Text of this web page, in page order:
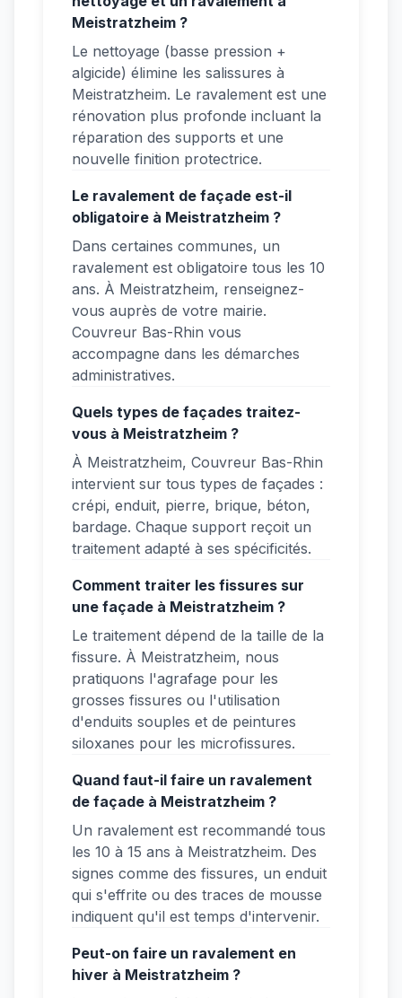
Meistratzheim ?
Le nettoyage (basse pression +
algicide) élimine les salissures à
Meistratzheim. Le ravalement est une
rénovation plus profonde incluant la
réparation des supports et une
nouvelle finition protectrice.
Le ravalement de façade est-il
obligatoire à Meistratzheim ?
Dans certaines communes, un
ravalement est obligatoire tous les 10
ans. À Meistratzheim, renseignez-
vous auprès de votre mairie.
Couvreur Bas-Rhin vous
accompagne dans les démarches
administratives.
Quels types de façades traitez-
vous à Meistratzheim ?
À Meistratzheim, Couvreur Bas-Rhin
intervient sur tous types de façades :
crépi, enduit, pierre, brique, béton,
bardage. Chaque support reçoit un
traitement adapté à ses spécificités.
Comment traiter les fissures sur
une façade à Meistratzheim ?
Le traitement dépend de la taille de la
fissure. À Meistratzheim, nous
pratiquons l'agrafage pour les
grosses fissures ou l'utilisation
d'enduits souples et de peintures
siloxanes pour les microfissures.
Quand faut-il faire un ravalement
de façade à Meistratzheim ?
Un ravalement est recommandé tous
les 10 à 15 ans à Meistratzheim. Des
signes comme des fissures, un enduit
qui s'effrite ou des traces de mousse
indiquent qu'il est temps d'intervenir.
Peut-on faire un ravalement en
hiver à Meistratzheim ?